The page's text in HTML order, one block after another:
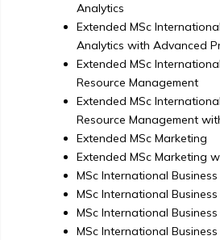
Analytics
Extended MSc
Analytics with Advanced
Extended MSc
Resource Management
Extended MSc
Resource Management
Extended MSc Marketing
Extended MSc Marketing
MSc International Business
MSc International
MSc International
MSc International